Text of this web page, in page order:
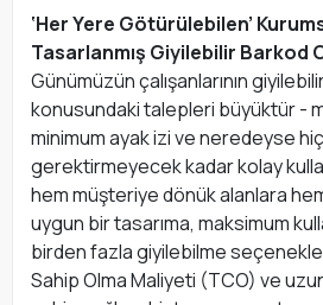
‘Her Yere Götürülebilen’
Tasarlanmış Giyilebilir Barkod
Günümüzün çalışanlarının
konusundaki talepleri büyüktür -
minimum ayak izi ve neredeyse
gerektirmeyecek kadar kolay
hem müşteriye dönük alanlara
uygun bir tasarıma, maksimum
birden fazla giyilebilme
Sahip Olma Maliyeti (TCO) ve